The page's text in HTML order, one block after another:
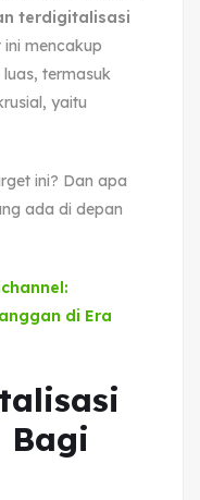
terdigitalisasi
ini mencakup
termasuk
yaitu
ini? Dan apa
ada di depan
di Era
Bagi